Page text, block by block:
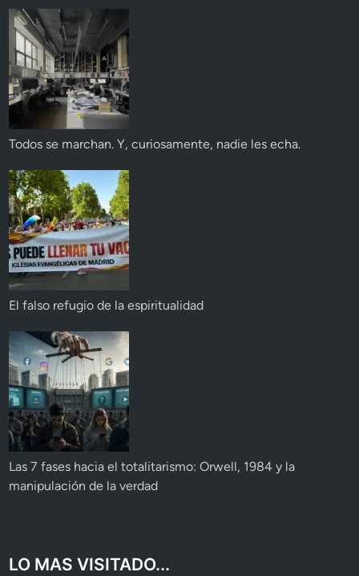
Todos se marchan. Y, curiosamente, nadie les echa.
El falso refugio de la espiritualidad
Las 7 fases hacia el totalitarismo: Orwell, 1984 y la
manipulación de la verdad
LO MAS VISITADO...